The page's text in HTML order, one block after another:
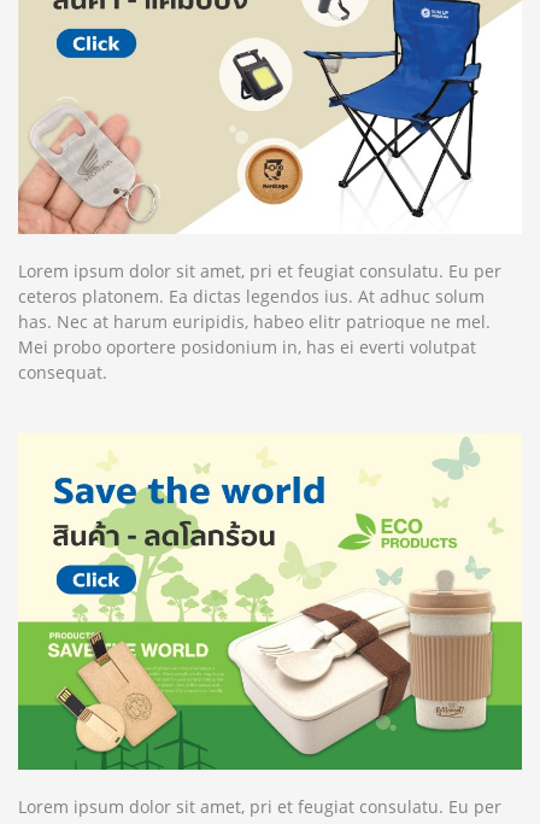
Lorem ipsum dolor sit amet, pri et feugiat consulatu. Eu per
ceteros platonem. Ea dictas legendos ius. At adhuc solum
has. Nec at harum euripidis, habeo elitr patrioque ne mel.
Mei probo oportere posidonium in, has ei everti volutpat
consequat.
Lorem ipsum dolor sit amet, pri et feugiat consulatu. Eu per